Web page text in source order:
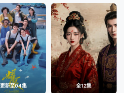
更新至04集 全12集